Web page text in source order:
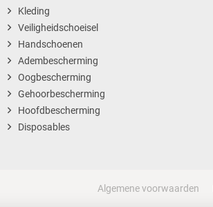
Kleding
Veiligheidschoeisel
Handschoenen
Adembescherming
Oogbescherming
Gehoorbescherming
Hoofdbescherming
Disposables
Algemene voorwaarden